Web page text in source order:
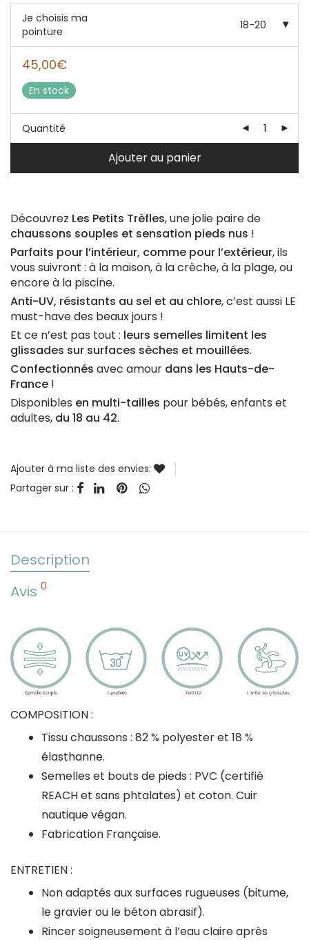
Découvrez Les Petits Trèfles, une jolie paire de
chaussons souples et sensation pieds nus !
Parfaits pour l’intérieur, comme pour l’extérieur, ils
vous suivront : à la maison, à la crèche, à la plage, ou
encore à la piscine.
Anti-UV, résistants au sel et au chlore, c’est aussi LE
must-have des beaux jours !
Et ce n’est pas tout : leurs semelles limitent les
glissades sur surfaces sèches et mouillées.
Confectionnés avec amour dans les Hauts-de-
France !
Disponibles en multi-tailles pour bébés, enfants et
adultes, du 18 au 42.
Je choisis ma
pointure
18-20
45,00€
En stock
Quantité
Ajouter au panier
Ajouter à ma liste des envies:
Partager sur :
Description
Avis 0
COMPOSITION :
Tissu chaussons : 82 % polyester et 18 %
élasthanne.
Semelles et bouts de pieds : PVC (certifié
REACH et sans phtalates) et coton. Cuir
nautique végan.
Fabrication Française.
ENTRETIEN :
Non adaptés aux surfaces rugueuses (bitume,
le gravier ou le béton abrasif).
Rincer soigneusement à l’eau claire après